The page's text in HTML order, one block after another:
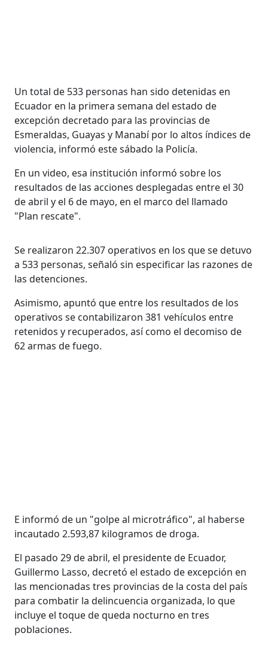
Un total de 533 personas han sido detenidas en
Ecuador en la primera semana del estado de
excepción decretado para las provincias de
Esmeraldas, Guayas y Manabí por lo altos índices de
violencia, informó este sábado la Policía.
En un video, esa institución informó sobre los
resultados de las acciones desplegadas entre el 30
de abril y el 6 de mayo, en el marco del llamado
"Plan rescate".
Se realizaron 22.307 operativos en los que se detuvo
a 533 personas, señaló sin especificar las razones de
las detenciones.
Asimismo, apuntó que entre los resultados de los
operativos se contabilizaron 381 vehículos entre
retenidos y recuperados, así como el decomiso de
62 armas de fuego.
E informó de un "golpe al microtráfico", al haberse
incautado 2.593,87 kilogramos de droga.
El pasado 29 de abril, el presidente de Ecuador,
Guillermo Lasso, decretó el estado de excepción en
las mencionadas tres provincias de la costa del país
para combatir la delincuencia organizada, lo que
incluye el toque de queda nocturno en tres
poblaciones.